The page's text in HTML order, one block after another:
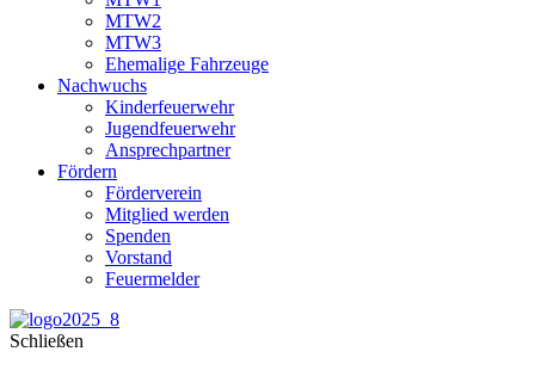
MTW2
MTW3
Ehemalige Fahrzeuge
Nachwuchs
Kinderfeuerwehr
Jugendfeuerwehr
Ansprechpartner
Fördern
Förderverein
Mitglied werden
Spenden
Vorstand
Feuermelder
Schließen